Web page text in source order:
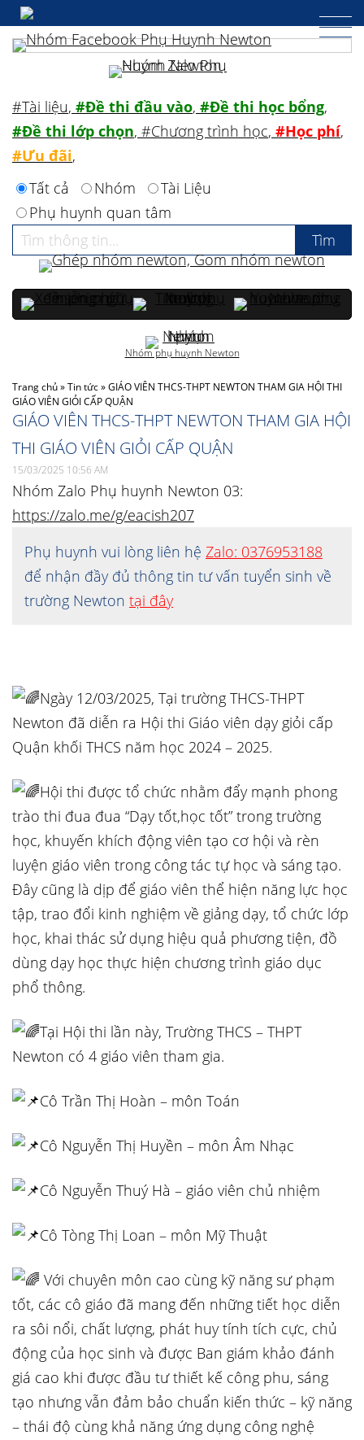
Trang chủ»Tin tức»GIÁO VIÊN THCS-THPT NEWTON THAM GIA HỘI THI
GIÁO VIÊN GIỎI CẤP QUẬN
GIÁO VIÊN THCS-THPT NEWTON THAM GIA HỘI
THI GIÁO VIÊN GIỎI CẤP QUẬN
15/03/2025 10:56 AM
Nhóm Zalo Phụ huynh Newton 03:
https://zalo.me/g/eacish207
Phụ huynh vui lòng liên hệ Zalo: 0376953188
để nhận đầy đủ thông tin tư vấn tuyển sinh về
trường Newton tại đây
Ngày 12/03/2025, Tại trường THCS-THPT
Newton đã diễn ra Hội thi Giáo viên dạy giỏi cấp
Quận khối THCS năm học 2024 – 2025.
Hội thi được tổ chức nhằm đẩy mạnh phong
trào thi đua đua “Dạy tốt,học tốt” trong trường
học, khuyến khích động viên tạo cơ hội và rèn
luyện giáo viên trong công tác tự học và sáng tạo.
Đây cũng là dịp để giáo viên thể hiện năng lực học
tập, trao đổi kinh nghiệm về giảng dạy, tổ chức lớp
học, khai thác sử dụng hiệu quả phương tiện, đồ
dùng dạy học thực hiện chương trình giáo dục
phổ thông.
Tại Hội thi lần này, Trường THCS – THPT
Newton có 4 giáo viên tham gia.
Cô Trần Thị Hoàn – môn Toán
Cô Nguyễn Thị Huyền – môn Âm Nhạc
Cô Nguyễn Thuý Hà – giáo viên chủ nhiệm
Cô Tòng Thị Loan – môn Mỹ Thuật
Với chuyên môn cao cùng kỹ năng sư phạm
tốt, các cô giáo đã mang đến những tiết học diễn
ra sôi nổi, chất lượng, phát huy tính tích cực, chủ
động của học sinh và được Ban giám khảo đánh
giá cao khi được đầu tư thiết kế công phu, sáng
tạo nhưng vẫn đảm bảo chuẩn kiến thức – kỹ năng
– thái độ cùng khả năng ứng dụng công nghệ
#Tài liệu, #Đề thi đầu vào, #Đề thi học bổng,
#Đề thi lớp chọn, #Chương trình học, #Học phí,
#Ưu đãi,
Tất cả
Nhóm
Tài Liệu
Phụ huynh quan tâm
Nhóm phụ huynh Newton